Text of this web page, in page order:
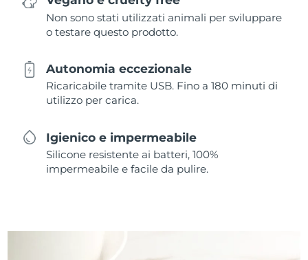
Non sono stati utilizzati animali per sviluppare
o testare questo prodotto.
Autonomia eccezionale
Ricaricabile tramite USB. Fino a 180 minuti di
utilizzo per carica.
Igienico e impermeabile
Silicone resistente ai batteri, 100%
impermeabile e facile da pulire.